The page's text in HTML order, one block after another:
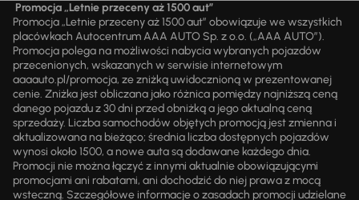
Promocja „Letnie przeceny aż 1500 aut”
Promocja „Letnie przeceny aż 1500 aut” obowiązuje we wszystkich
placówkach Autocentrum AAA AUTO Sp. z o.o. („AAA AUTO”).
Promocja polega na możliwości nabycia wybranych pojazdów
przecenionych, wskazanych w serwisie internetowym
aaaauto.pl/promocja, ze zniżką uwidocznioną w prezentowanej
cenie. Zniżka jest obliczana jako różnica pomiędzy najniższą ceną
danego pojazdu z 30 dni przed obniżką a jego aktualną ceną
sprzedaży. Liczba samochodów objętych promocją jest zmienna i
aktualizowana na bieżąco; średnia liczba dostępnych pojazdów
wynosi około 1500, a nowe auta są dodawane każdego dnia.
Promocji nie można łączyć z innymi aktualnie obowiązującymi
promocjami ani rabatami, ani dochodzić do niej prawa z mocą
wsteczną. Szczegółowe informacje o zasadach promocji udzielane